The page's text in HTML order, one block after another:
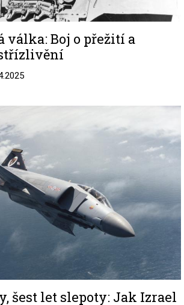
Boj o přežití a
šest let slepoty: Jak Izrael